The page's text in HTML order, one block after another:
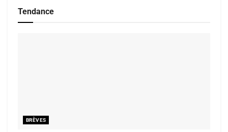
Tendance
BRÈVES